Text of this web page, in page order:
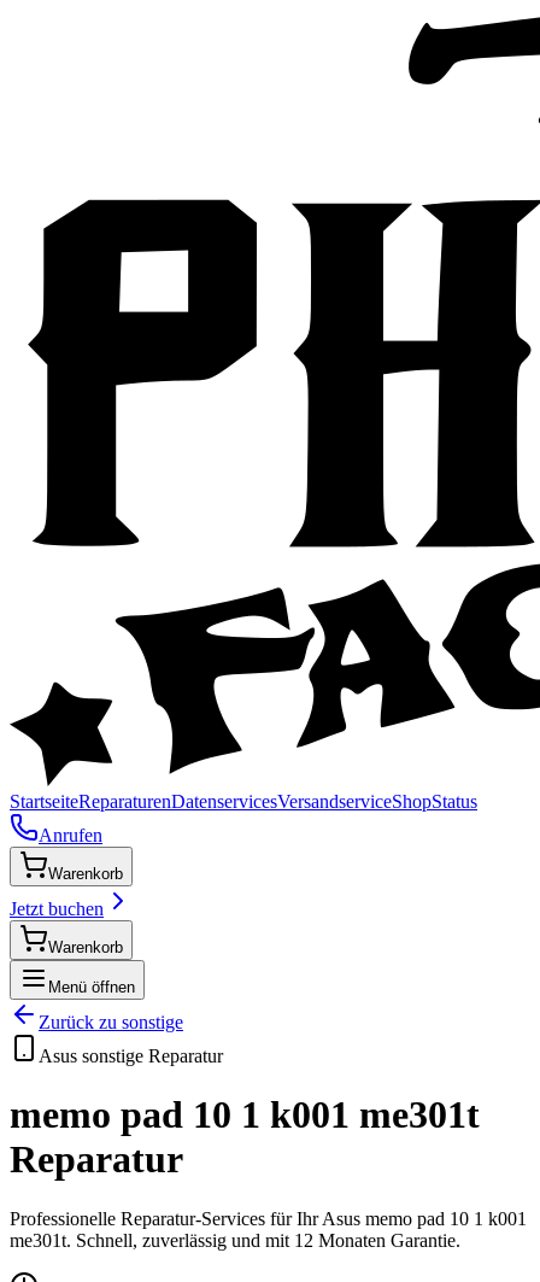
StartseiteReparaturenDatenservicesVersandserviceShopStatus
Anrufen
Warenkorb
Jetzt buchen
Warenkorb
Menü öffnen
Zurück zu sonstige
Asus sonstige Reparatur
memo pad 10 1 k001 me301t
Reparatur
Professionelle Reparatur-Services für IhrAsus memo pad 10 1 k001
me301t. Schnell, zuverlässig und mit 12 Monaten Garantie.